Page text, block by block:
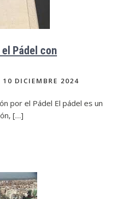
Pádel con
10 DICIEMBRE 2024
por el Pádel El pádel es un
[…]